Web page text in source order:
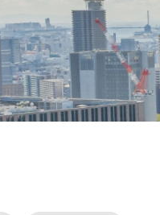
ィス
シング・
ジメント
グサイト